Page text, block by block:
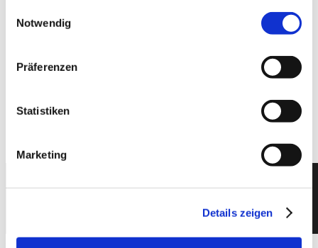
Notwendig
Präferenzen
Statistiken
Marketing
Details zeigen
Warenkorb
Neuigkeiten
Strumpfhosen
29. April 2019 By eva